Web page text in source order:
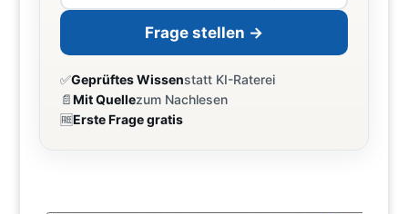
Frage stellen →
✅Geprüftes Wissenstatt KI-Raterei
📄Mit Quellezum Nachlesen
🆓Erste Frage gratis